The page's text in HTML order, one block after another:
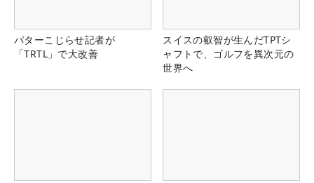
パターこじらせ記者が
「TRTL」で大改善
スイスの叡智が生んだTPTシ
ャフトで、ゴルフを異次元の
世界へ